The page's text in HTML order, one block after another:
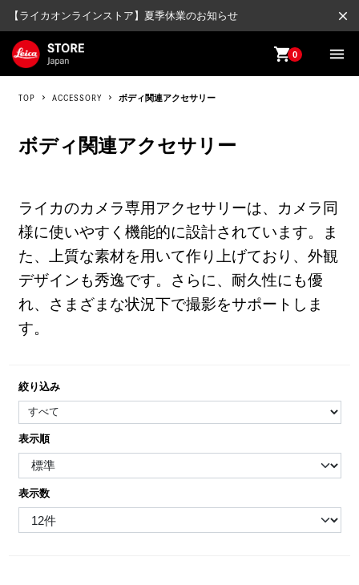
【ライカオンラインストア】夏季休業のお知らせ close
shopping_cart0 menu
TOP ACCESSORY ボディ関連アクセサリー
ボディ関連アクセサリー
ライカのカメラ専用アクセサリーは、カメラ同
様に使いやすく機能的に設計されています。ま
た、上質な素材を用いて作り上げており、外観
デザインも秀逸です。さらに、耐久性にも優
れ、さまざまな状況下で撮影をサポートしま
す。
絞り込み
表示順
表示数